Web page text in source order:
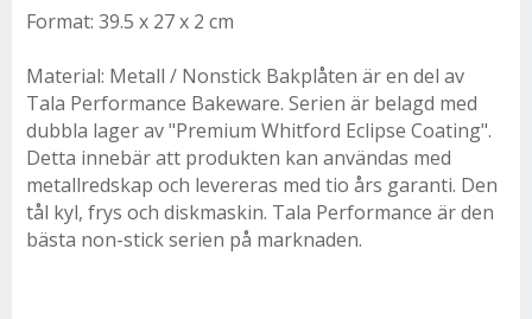
Format: 39.5 x 27 x 2 cm
Material: Metall / Nonstick Bakplåten är en del av
Tala Performance Bakeware. Serien är belagd med
dubbla lager av "Premium Whitford Eclipse Coating".
Detta innebär att produkten kan användas med
metallredskap och levereras med tio års garanti. Den
tål kyl, frys och diskmaskin. Tala Performance är den
bästa non-stick serien på marknaden.